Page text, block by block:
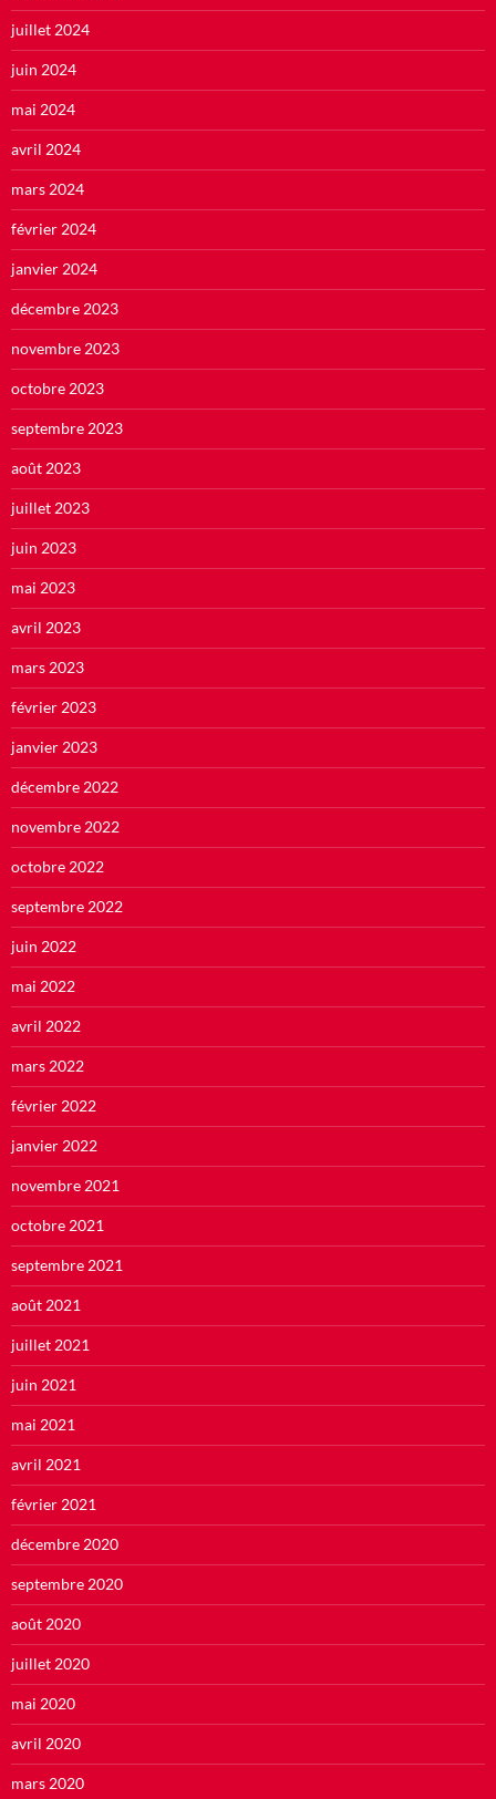
juillet 2024
juin 2024
mai 2024
avril 2024
mars 2024
février 2024
janvier 2024
décembre 2023
novembre 2023
octobre 2023
septembre 2023
août 2023
juillet 2023
juin 2023
mai 2023
avril 2023
mars 2023
février 2023
janvier 2023
décembre 2022
novembre 2022
octobre 2022
septembre 2022
juin 2022
mai 2022
avril 2022
mars 2022
février 2022
janvier 2022
novembre 2021
octobre 2021
septembre 2021
août 2021
juillet 2021
juin 2021
mai 2021
avril 2021
février 2021
décembre 2020
septembre 2020
août 2020
juillet 2020
mai 2020
avril 2020
mars 2020